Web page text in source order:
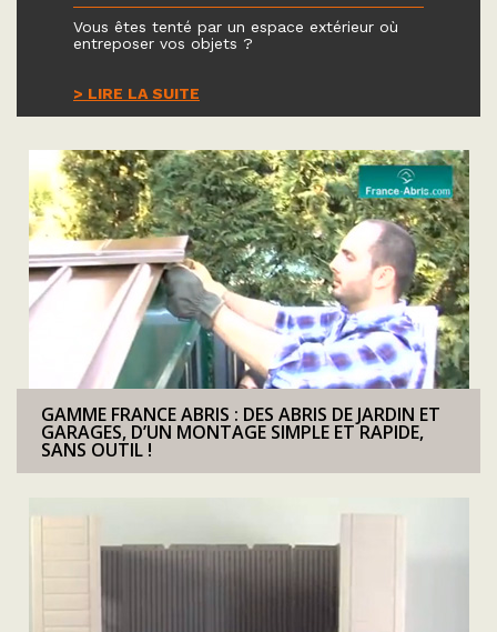
Vous êtes tenté par un espace extérieur où
entreposer vos objets ?
> LIRE LA SUITE
GAMME FRANCE ABRIS : DES ABRIS DE JARDIN ET
GARAGES, D’UN MONTAGE SIMPLE ET RAPIDE,
SANS OUTIL !